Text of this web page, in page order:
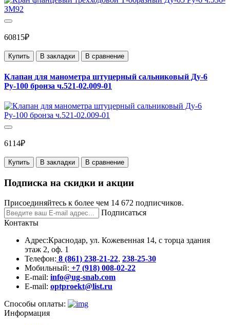
60815₽
Купить В закладки В сравнение
Клапан для манометра штуцерный сальниковый Ду-6
Ру-100 бронза ч.521-02.009-01
6114₽
Купить В закладки В сравнение
Подписка на скидки и акции
Присоединяйтесь к более чем 14 672 подписчиков.
Подписаться
Контакты
Адрес:Краснодар, ул. Кожевенная 14, с торца здания
этаж 2, оф. 1
Телефон: 8 (861) 238-21-22, 238-25-30
Мобильный: +7 (918) 008-02-22
E-mail: info@ug-snab.com
E-mail: optproekt@list.ru
Способы оплаты:
Информация